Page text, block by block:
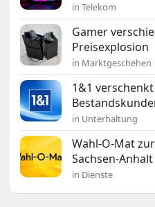
in Telekom
Gamer
Preisexplosion
in Marktgeschehen
1&1
in Unterhaltung
Wahl-O-Mat
Sachsen-
in Dienste